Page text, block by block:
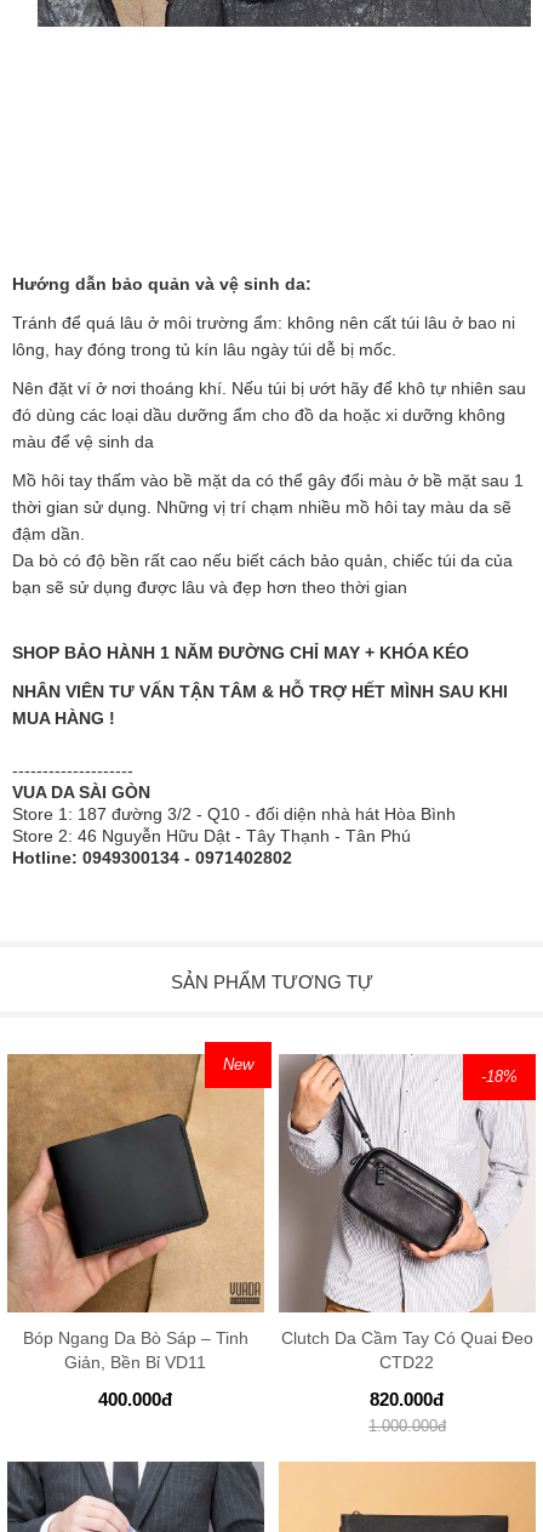
Hướng dẫn bảo quản và vệ sinh da:
Tránh để quá lâu ở môi trường ẩm: không nên cất túi lâu ở bao ni
lông, hay đóng trong tủ kín lâu ngày túi dễ bị mốc.
Nên đặt ví ở nơi thoáng khí. Nếu túi bị ướt hãy để khô tự nhiên sau
đó dùng các loại dầu dưỡng ẩm cho đồ da hoặc xi dưỡng không
màu để vệ sinh da
Mồ hôi tay thấm vào bề mặt da có thể gây đổi màu ở bề mặt sau 1
thời gian sử dụng. Những vị trí chạm nhiều mồ hôi tay màu da sẽ
đậm dần.
Da bò có độ bền rất cao nếu biết cách bảo quản, chiếc túi da của
bạn sẽ sử dụng được lâu và đẹp hơn theo thời gian
SHOP BẢO HÀNH 1 NĂM ĐƯỜNG CHỈ MAY + KHÓA KÉO
NHÂN VIÊN TƯ VẤN TẬN TÂM & HỖ TRỢ HẾT MÌNH SAU KHI
MUA HÀNG !
--------------------
VUA DA SÀI GÒN
Store 1: 187 đường 3/2 - Q10 - đối diện nhà hát Hòa Bình
Store 2: 46 Nguyễn Hữu Dật - Tây Thạnh - Tân Phú
Hotline: 0949300134 - 0971402802
SẢN PHẨM TƯƠNG TỰ
New
Bóp Ngang Da Bò Sáp – Tinh
Giản, Bền Bỉ VD11
400.000đ
-18%
Clutch Da Cầm Tay Có Quai Đeo
CTD22
820.000đ
1.000.000đ